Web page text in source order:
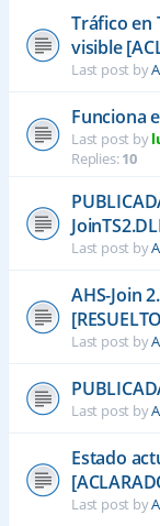
Tráfico en
visible
Last post by
Funciona
Last post by
Replies:10
Last post by
AHS-Join
Last post by
Last post by
Estado
Last post by